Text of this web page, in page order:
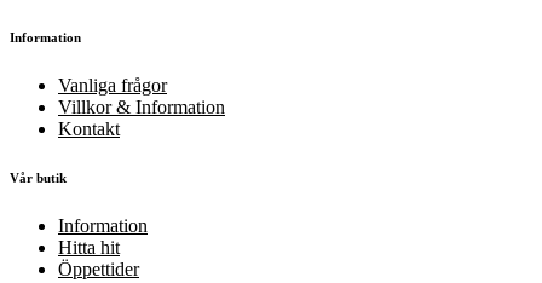
Information
Vanliga frågor
Villkor & Information
Kontakt
Vår butik
Information
Hitta hit
Öppettider